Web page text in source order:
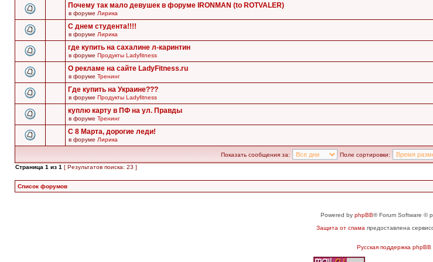
Почему так мало девушек в форуме IRONMAN (to ROTVALER)
в форуме Лирика
С днем студента!!!!
в форуме Лирика
где купить на сахалине л-каринтин
в форуме Продукты Ladyfitness
О рекламе на сайте LadyFitness.ru
в форуме Тренинг
Где купить на Украине???
в форуме Продукты Ladyfitness
куплю карту в ПФ на ул. Правды
в форуме Тренинг
С 8 Марта, дорогие леди!
в форуме Лирика
Показать сообщения за:
Поле сортировки:
Страница 1 из 1 [ Результатов поиска: 23 ]
Список форумов
Powered by phpBB® Forum Software ©
Защита от спама предоставлена
Русская поддержка phpBB